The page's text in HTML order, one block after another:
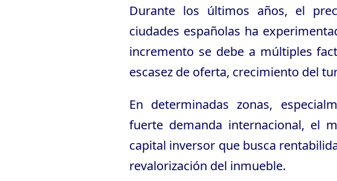
Durante los últimos años, el
ciudades españolas ha
incremento se debe a múltiples
escasez de oferta, crecimiento del
En determinadas zonas,
fuerte demanda internacional, el
capital inversor que busca
revalorización del inmueble.